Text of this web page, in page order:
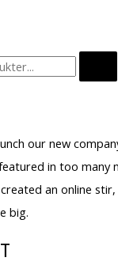
our new
in too many
an online
big.